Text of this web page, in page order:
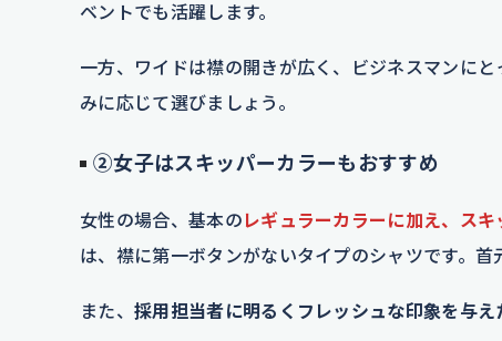
ベントでも活躍します。
一方、ワイドは襟の開きが広く、ビジネスマンに
みに応じて選びましょう。
②女子はスキッパーカラーもおすすめ
女性の場合、基本の レギュラーカラーに加え、スキ
は、襟に第一ボタンがないタイプのシャツです。首
また、 採用担当者に明るくフレッシュな印象を与え